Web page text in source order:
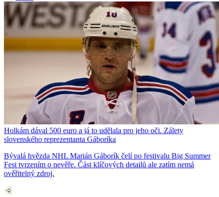
Holkám dával 500 euro a já to udělala pro jeho oči. Zálety
slovenského reprezentanta Gáboríka
Bývalá hvězda NHL Marián Gáborík čelí po festivalu Big Summer
Fest tvrzením o nevěře. Část klíčových detailů ale zatím nemá
ověřitelný zdroj.